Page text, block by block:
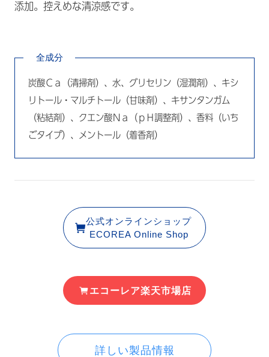
添加。控えめな清涼感です。
全成分
炭酸Ｃａ（清掃剤）、水、グリセリン（湿潤剤）、キシ
リトール・マルチトール（甘味剤）、キサンタンガム
（粘結剤）、クエン酸Ｎａ（ｐＨ調整剤）、香料（いち
ごタイプ）、メントール（着香剤）
公式オンラインショップ
ECOREA Online Shop
エコーレア楽天市場店
詳しい製品情報